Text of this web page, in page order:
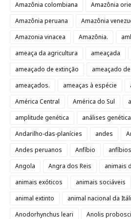
Amazônia colombiana
Amazônia
Amazônia peruana
Amazônia
Amazonia vinacea
Amazônia.
ameaça da agricultura
ameaçada
ameaçado de extinção
ameaçado
ameaçados.
ameaças à espécie
América Central
América do Sul
amplitude genética
análises
Andarilho-das-planícies
andes
Andes peruanos
Anfíbio anfíbios
Angola
Angra dos Reis
animais
animais exóticos
animais sociáveis
animal extinto
animal nacional da
Anodorhynchus leari
Anolis